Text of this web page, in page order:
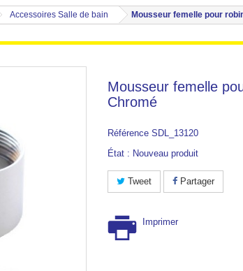
Accessoires Salle de bain Mousseur femelle pour
Mousseur femelle
Chromé
Référence SDL_13120
État : Nouveau produit
Tweet Partager
Imprimer